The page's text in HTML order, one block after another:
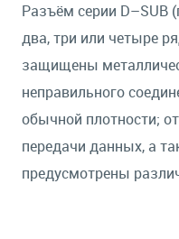
Разъём серии D–SUB
два, три или четыре
защищены
неправильного
обычной плотности;
передачи данных, а
предусмотрены